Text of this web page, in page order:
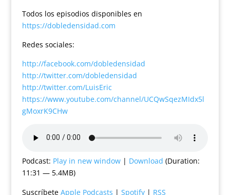
Todos los episodios disponibles en
https://dobledensidad.com
Redes sociales:
http://facebook.com/dobledensidad
http://twitter.com/dobledensidad
http://twitter.com/LuisEric
https://www.youtube.com/channel/UCQwSqezMIdx5l
gMoxrK9CHw
Podcast: Play in new window| Download (Duration:
11:31 — 5.4MB)
Suscríbete Apple Podcasts | Spotify| RSS